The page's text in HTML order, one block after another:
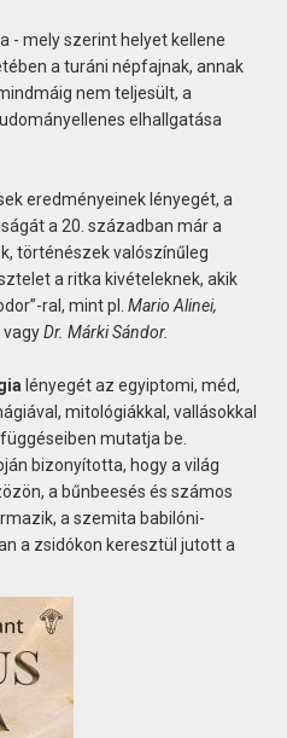
- mely szerint helyet kellene
a turáni népfajnak, annak
nem teljesült, a
elhallgatása
eredményeinek lényegét, a
a 20. században már a
történészek valószínűleg
a ritka kivételeknek, akik
ral, mint pl.Mario Alinei,
vagyDr. Márki Sándor.
lényegét az egyiptomi, méd,
mitológiákkal, vallásokkal
mutatja be.
bizonyította, hogy a világ
a bűnbeesés és számos
a szemita babilóni-
a zsidókon keresztül jutott a